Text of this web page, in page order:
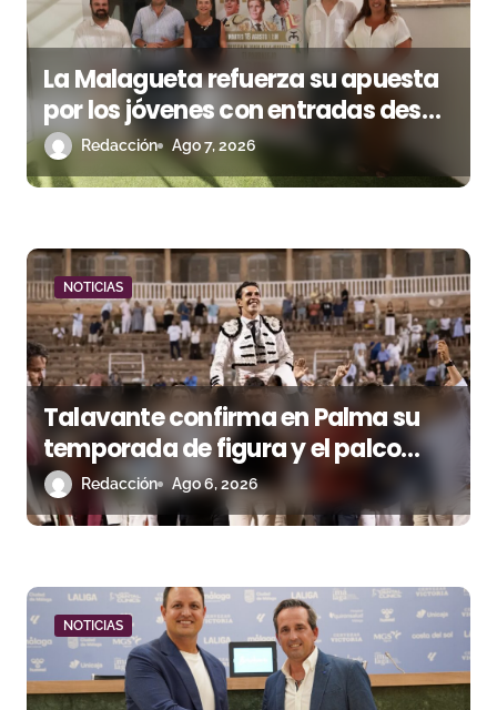
e
n
t
r
d
a
s
La Malagueta refuerza su apuesta
por los jóvenes con entradas desde
un euro
Redacción Ago 7, 2026
NOTICIAS
Talavante confirma en Palma su
temporada de figura y el palco
niega el premio a Roca Rey
Redacción Ago 6, 2026
NOTICIAS